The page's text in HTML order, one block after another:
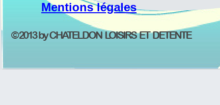
© 2013 by CHATELDON LOISIRS ET DETENTE
Mentions légales